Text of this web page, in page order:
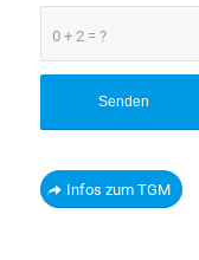
0 + 2 = ?
Infos zum TGM